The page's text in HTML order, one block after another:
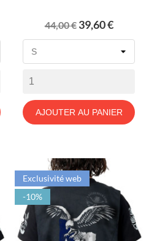
Prix
de
44,00 € Prix
39,60 €
AJOUTER AU PANIER
Exclusivité web
-10%